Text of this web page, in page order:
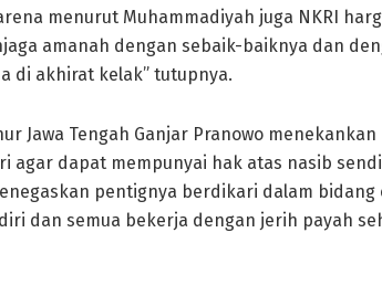
menurut Muhammadiyah juga NKRI
amanah dengan sebaik-baiknya dan
di akhirat kelak” tutupnya.
Jawa Tengah Ganjar Pranowo
agar dapat mempunyai hak atas nasib
pentignya berdikari dalam bidang
dan semua bekerja dengan jerih payah